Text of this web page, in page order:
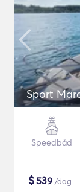
Sport
Speedbåd
$539 /dag